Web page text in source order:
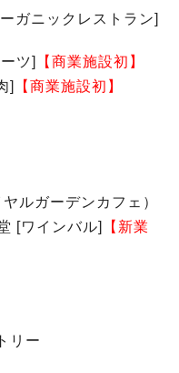
ガニックレストラン]
ツ]
【商業施設初】
]
【商業施設初】
ルガーデンカフェ）
[ワインバル]
【新業
リー